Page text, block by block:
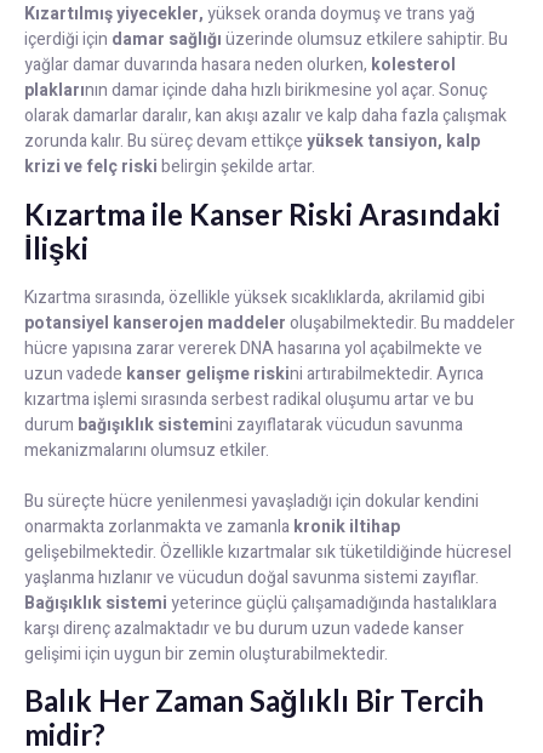
Kızartılmış yiyecekler,yüksek oranda doymuş ve trans yağ
içerdiği için damar sağlığıüzerinde olumsuz etkilere sahiptir. Bu
yağlar damar duvarında hasara neden olurken, kolesterol
plaklarının damar içinde daha hızlı birikmesine yol açar. Sonuç
olarak damarlar daralır, kan akışı azalır ve kalp daha fazla çalışmak
zorunda kalır. Bu süreç devam ettikçeyüksek tansiyon, kalp
krizi ve felç riskibelirgin şekilde artar.
Kızartma ile Kanser Riski Arasındaki
İlişki
Kızartma sırasında, özellikle yüksek sıcaklıklarda, akrilamid gibi
potansiyel kanserojen maddeleroluşabilmektedir. Bu maddeler
hücre yapısına zarar vererek DNA hasarına yol açabilmekte ve
uzun vadede kanser gelişme riskini artırabilmektedir. Ayrıca
kızartma işlemi sırasında serbest radikal oluşumu artar ve bu
durum bağışıklık sistemini zayıflatarak vücudun savunma
mekanizmalarını olumsuz etkiler.
Bu süreçte hücre yenilenmesi yavaşladığı için dokular kendini
onarmakta zorlanmakta ve zamanlakronik iltihap
gelişebilmektedir. Özellikle kızartmalar sık tüketildiğinde hücresel
yaşlanma hızlanır ve vücudun doğal savunma sistemi zayıflar.
Bağışıklık sistemiyeterince güçlü çalışamadığında hastalıklara
karşı direnç azalmaktadır ve bu durum uzun vadede kanser
gelişimi için uygun bir zemin oluşturabilmektedir.
Balık Her Zaman Sağlıklı Bir Tercih
midir?